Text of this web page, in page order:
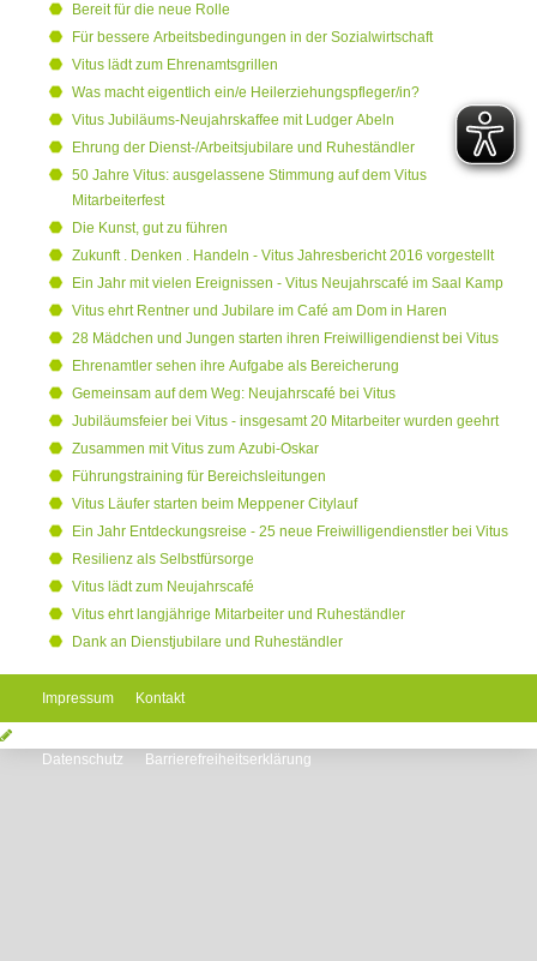
Bereit für die neue Rolle
Für bessere Arbeitsbedingungen in der Sozialwirtschaft
Vitus lädt zum Ehrenamtsgrillen
Was macht eigentlich ein/e Heilerziehungspfleger/in?
Vitus Jubiläums-Neujahrskaffee mit Ludger Abeln
Ehrung der Dienst-/Arbeitsjubilare und Ruheständler
50 Jahre Vitus: ausgelassene Stimmung auf dem Vitus
Mitarbeiterfest
Die Kunst, gut zu führen
Zukunft . Denken . Handeln - Vitus Jahresbericht 2016 vorgestellt
Ein Jahr mit vielen Ereignissen - Vitus Neujahrscafé im Saal Kamp
Vitus ehrt Rentner und Jubilare im Café am Dom in Haren
28 Mädchen und Jungen starten ihren Freiwilligendienst bei Vitus
Ehrenamtler sehen ihre Aufgabe als Bereicherung
Gemeinsam auf dem Weg: Neujahrscafé bei Vitus
Jubiläumsfeier bei Vitus - insgesamt 20 Mitarbeiter wurden geehrt
Zusammen mit Vitus zum Azubi-Oskar
Führungstraining für Bereichsleitungen
Vitus Läufer starten beim Meppener Citylauf
Ein Jahr Entdeckungsreise - 25 neue Freiwilligendienstler bei Vitus
Resilienz als Selbstfürsorge
Vitus lädt zum Neujahrscafé
Vitus ehrt langjährige Mitarbeiter und Ruheständler
Dank an Dienstjubilare und Ruheständler
Impressum Kontakt
Datenschutz Barrierefreiheitserklärung